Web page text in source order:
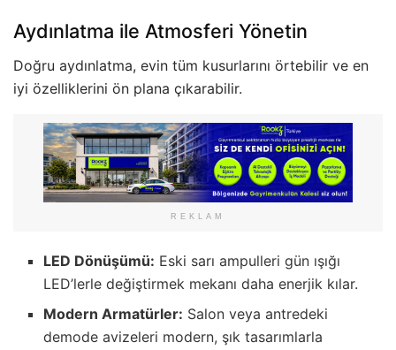
Aydınlatma ile Atmosferi Yönetin
Doğru aydınlatma, evin tüm kusurlarını örtebilir ve en
iyi özelliklerini ön plana çıkarabilir.
REKLAM
LED Dönüşümü: Eski sarı ampulleri gün ışığı
LED’lerle değiştirmek mekanı daha enerjik kılar.
Modern Armatürler: Salon veya antredeki
demode avizeleri modern, şık tasarımlarla